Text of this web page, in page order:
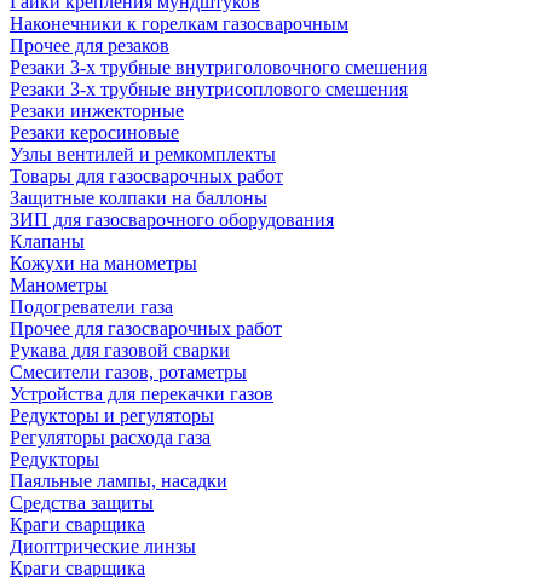
Наконечники к горелкам газосварочным
Прочее для резаков
Резаки 3-х трубные внутриголовочного смешения
Резаки 3-х трубные внутрисоплового смешения
Резаки инжекторные
Резаки керосиновые
Узлы вентилей и ремкомплекты
Товары для газосварочных работ
Защитные колпаки на баллоны
ЗИП для газосварочного оборудования
Клапаны
Кожухи на манометры
Манометры
Подогреватели газа
Прочее для газосварочных работ
Рукава для газовой сварки
Смесители газов, ротаметры
Устройства для перекачки газов
Редукторы и регуляторы
Регуляторы расхода газа
Редукторы
Паяльные лампы, насадки
Средства защиты
Краги сварщика
Диоптрические линзы
Краги сварщика